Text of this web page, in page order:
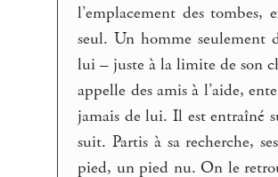
l’emplacement des
seul. Un homme seulement
lui – juste à la limite de son
appelle des amis à l’aide,
jamais de lui. Il est entraîné
suit. Partis à sa recherche,
pied, un pied nu. On le